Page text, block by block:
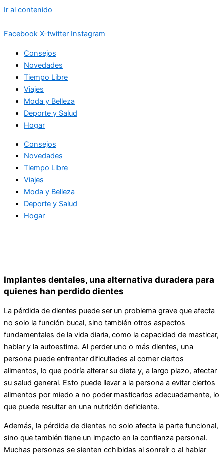
Ir al contenido
Facebook X-twitter Instagram
Consejos
Novedades
Tiempo Libre
Viajes
Moda y Belleza
Deporte y Salud
Hogar
Consejos
Novedades
Tiempo Libre
Viajes
Moda y Belleza
Deporte y Salud
Hogar
Implantes dentales, una alternativa duradera para
quienes han perdido dientes
La pérdida de dientes puede ser un problema grave que afecta
no solo la función bucal, sino también otros aspectos
fundamentales de la vida diaria, como la capacidad de masticar,
hablar y la autoestima. Al perder uno o más dientes, una
persona puede enfrentar dificultades al comer ciertos
alimentos, lo que podría alterar su dieta y, a largo plazo, afectar
su salud general. Esto puede llevar a la persona a evitar ciertos
alimentos por miedo a no poder masticarlos adecuadamente, lo
que puede resultar en una nutrición deficiente.
Además, la pérdida de dientes no solo afecta la parte funcional,
sino que también tiene un impacto en la confianza personal.
Muchas personas se sienten cohibidas al sonreír o al hablar